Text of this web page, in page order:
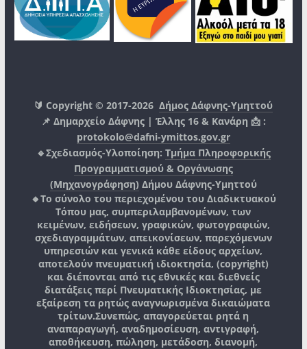
🔰 Copyright © 2017-2026Δήμος Δάφνης-Υμηττού
📌 Δημαρχείο Δάφνης | Έλλης 16 & Κανάρη 📩 :
protokolo@dafni-ymittos.gov.gr
🔹Σχεδιασμός-Υλοποίηση: Τμήμα Πληροφορικής
Προγραμματισμού & Οργάνωσης
(Μηχανογράφηση) Δήμου Δάφνης-Υμηττού
🔸Το σύνολο του περιεχομένου του Διαδικτυακού
Τόπου μας, συμπεριλαμβανομένων, των
κειμένων, ειδήσεων, γραφικών, φωτογραφιών,
σχεδιαγραμμάτων, απεικονίσεων, παρεχόμενων
υπηρεσιών και γενικά κάθε είδους αρχείων,
αποτελούν πνευματική ιδιοκτησία, (copyright)
και διέπονται από τις εθνικές και διεθνείς
διατάξεις περί Πνευματικής Ιδιοκτησίας, με
εξαίρεση τα ρητώς αναγνωρισμένα δικαιώματα
τρίτων.Συνεπώς, απαγορεύεται ρητά η
αναπαραγωγή, αναδημοσίευση, αντιγραφή,
αποθήκευση, πώληση, μετάδοση, διανομή,